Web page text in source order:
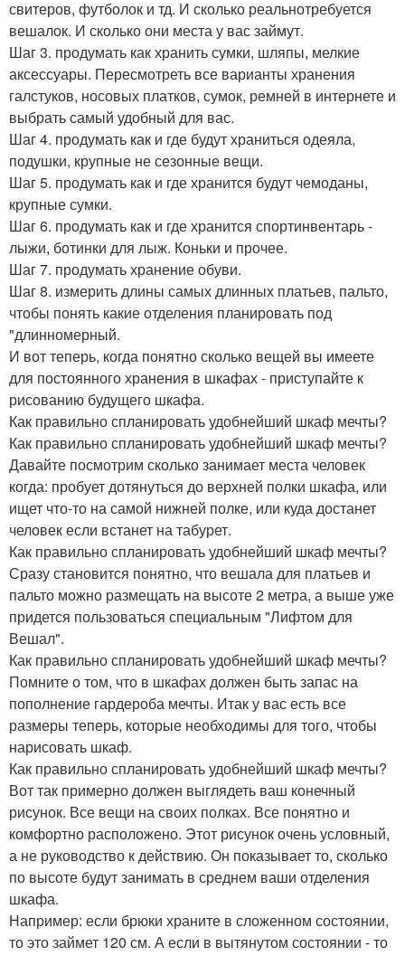
свитеров, футболок и тд. И сколько реальнотребуется
вешалок. И сколько они места у вас займут.
Шаг 3. продумать как хранить сумки, шляпы, мелкие
аксессуары. Пересмотреть все варианты хранения
галстуков, носовых платков, сумок, ремней в интернете и
выбрать самый удобный для вас.
Шаг 4. продумать как и где будут храниться одеяла,
подушки, крупные не сезонные вещи.
Шаг 5. продумать как и где хранится будут чемоданы,
крупные сумки.
Шаг 6. продумать как и где хранится спортинвентарь -
лыжи, ботинки для лыж. Коньки и прочее.
Шаг 7. продумать хранение обуви.
Шаг 8. измерить длины самых длинных платьев, пальто,
чтобы понять какие отделения планировать под
"длинномерный.
И вот теперь, когда понятно сколько вещей вы имеете
для постоянного хранения в шкафах - приступайте к
рисованию будущего шкафа.
Как правильно спланировать удобнейший шкаф мечты?
Как правильно спланировать удобнейший шкаф мечты?
Давайте посмотрим сколько занимает места человек
когда: пробует дотянуться до верхней полки шкафа, или
ищет что-то на самой нижней полке, или куда достанет
человек если встанет на табурет.
Как правильно спланировать удобнейший шкаф мечты?
Сразу становится понятно, что вешала для платьев и
пальто можно размещать на высоте 2 метра, а выше уже
придется пользоваться специальным "Лифтом для
Вешал".
Как правильно спланировать удобнейший шкаф мечты?
Помните о том, что в шкафах должен быть запас на
пополнение гардероба мечты. Итак у вас есть все
размеры теперь, которые необходимы для того, чтобы
нарисовать шкаф.
Как правильно спланировать удобнейший шкаф мечты?
Вот так примерно должен выглядеть ваш конечный
рисунок. Все вещи на своих полках. Все понятно и
комфортно расположено. Этот рисунок очень условный,
а не руководство к действию. Он показывает то, сколько
по высоте будут занимать в среднем ваши отделения
шкафа.
Например: если брюки храните в сложенном состоянии,
то это займет 120 см. А если в вытянутом состоянии - то